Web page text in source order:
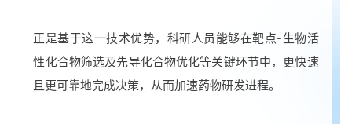
正是基于这一技术优势，科研人员能够在靶点-生物活
性化合物筛选及先导化合物优化等关键环节中，更快速
且更可靠地完成决策，从而加速药物研发进程。